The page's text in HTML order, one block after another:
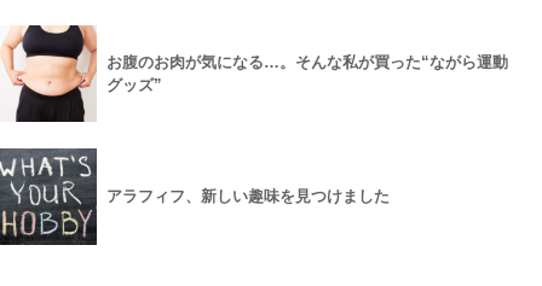
お腹のお肉が気になる…。そんな私が買った“ながら運動
グッズ”
アラフィフ、新しい趣味を見つけました